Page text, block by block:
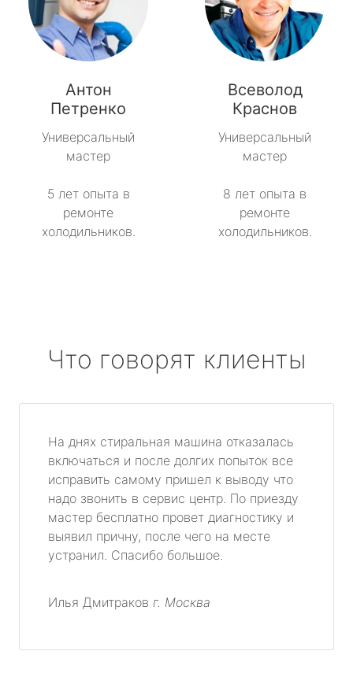
Антон
Петренко
Универсальный
мастер
5 лет опыта в
ремонте
холодильников.
Всеволод
Краснов
Универсальный
мастер
8 лет опыта в
ремонте
холодильников.
Что говорят клиенты
На днях стиральная машина отказалась
включаться и после долгих попыток все
исправить самому пришел к выводу что
надо звонить в сервис центр. По приезду
мастер бесплатно провет диагностику и
выявил причну, после чего на месте
устранил. Спасибо большое.
Илья Дмитраков г. Москва